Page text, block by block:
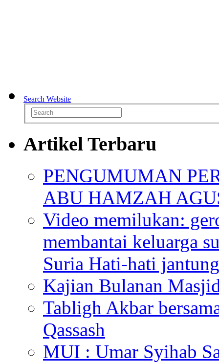
Search Website
Artikel Terbaru
PENGUMUMAN
ABU HAMZAH
Video memilukan:
membantai keluarga
Suria Hati-hati
Kajian Bulanan
Tabligh Akbar
Qassash
MUI : Umar Syihab